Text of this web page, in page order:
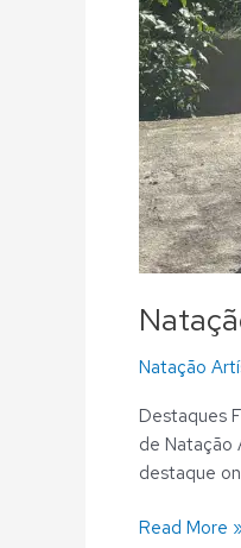
Natação
Destaques
de Natação
destaque
Read More